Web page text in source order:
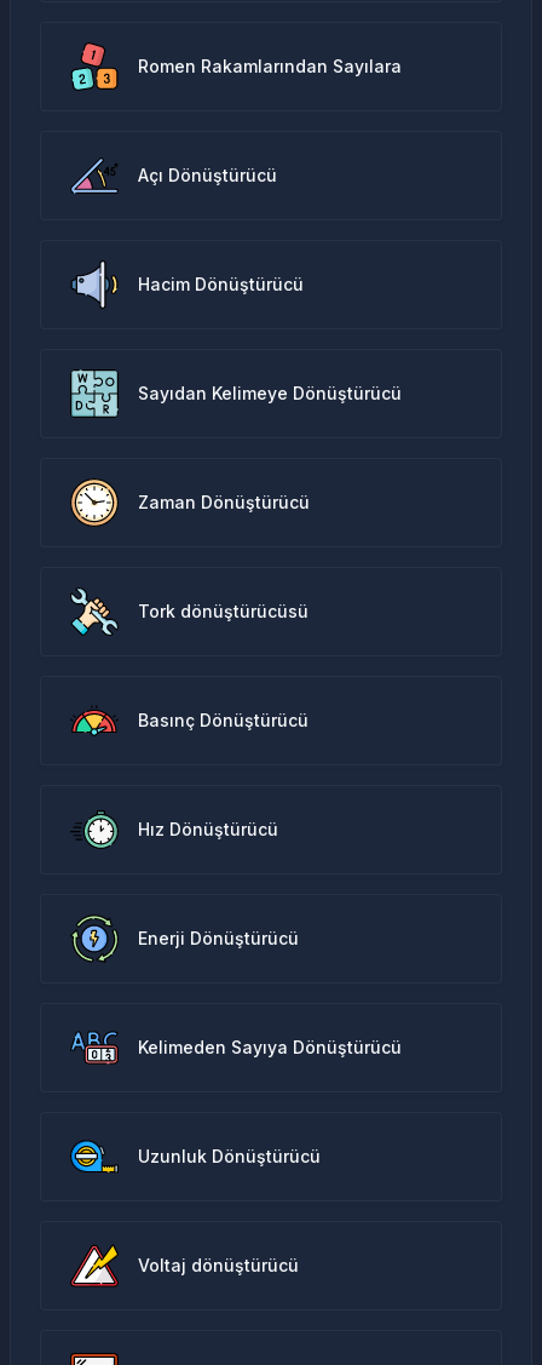
Romen Rakamlarından Sayılara
Açı Dönüştürücü
Hacim Dönüştürücü
Sayıdan Kelimeye Dönüştürücü
Zaman Dönüştürücü
Tork dönüştürücüsü
Basınç Dönüştürücü
Hız Dönüştürücü
Enerji Dönüştürücü
Kelimeden Sayıya Dönüştürücü
Uzunluk Dönüştürücü
Voltaj dönüştürücü